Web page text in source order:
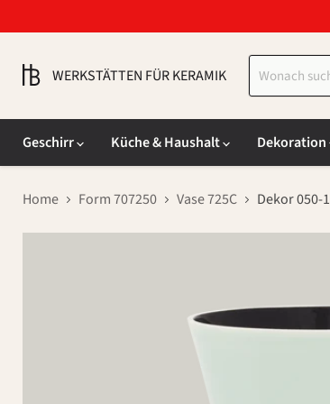
WERKSTÄTTEN FÜR KERAMIK
Geschirr
Küche & Haushalt Dekoration
Home Form 707250 Vase 725C Dekor 050-1